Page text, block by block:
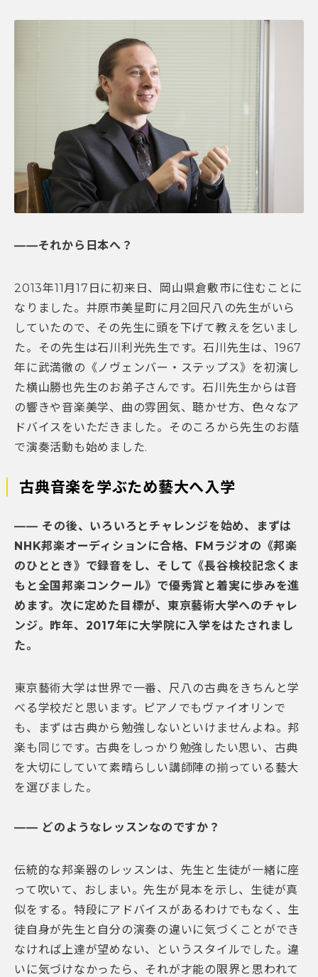
――それから日本へ？
2013年11月17日に初来日、岡山県倉敷市に住むことに
なりました。井原市美星町に月2回尺八の先生がいら
していたので、その先生に頭を下げて教えを乞いまし
た。その先生は石川利光先生です。石川先生は、1967
年に武満徹の《ノヴェンバー・ステップス》を初演し
た横山勝也先生のお弟子さんです。石川先生からは音
の響きや音楽美学、曲の雰囲気、聴かせ方、色々なア
ドバイスをいただきました。そのころから先生のお蔭
で演奏活動も始めました.
古典音楽を学ぶため藝大へ入学
―― その後、いろいろとチャレンジを始め、まずは
NHK邦楽オーディションに合格、FMラジオの《邦楽
のひととき》で録音をし、そして《長谷検校記念くま
もと全国邦楽コンクール》で優秀賞と着実に歩みを進
めます。次に定めた目標が、東京藝術大学へのチャレ
ンジ。昨年、2017年に大学院に入学をはたされまし
た。
東京藝術大学は世界で一番、尺八の古典をきちんと学
べる学校だと思います。ピアノでもヴァイオリンで
も、まずは古典から勉強しないといけませんよね。邦
楽も同じです。古典をしっかり勉強したい思い、古典
を大切にしていて素晴らしい講師陣の揃っている藝大
を選びました。
―― どのようなレッスンなのですか？
伝統的な邦楽器のレッスンは、先生と生徒が一緒に座
って吹いて、おしまい。先生が見本を示し、生徒が真
似をする。特段にアドバイスがあるわけでもなく、生
徒自身が先生と自分の演奏の違いに気づくことができ
なければ上達が望めない、というスタイルでした。違
いに気づけなかったら、それが才能の限界と思われて